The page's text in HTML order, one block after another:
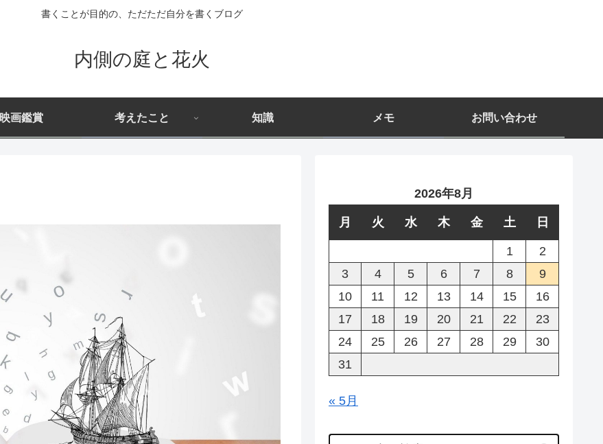
書くことが目的の、ただただ自分を書くブログ
内側の庭と花火
映画鑑賞 考えたこと 知識 メモ お問い合わせ
2026年8月
月 火 水 木 金 土 日
1
2
3
4 5 6 7 8
9
10
11 12 13 14 15
16
17
18 19 20 21 22
23
24
25 26 27 28 29
30
31
« 5月